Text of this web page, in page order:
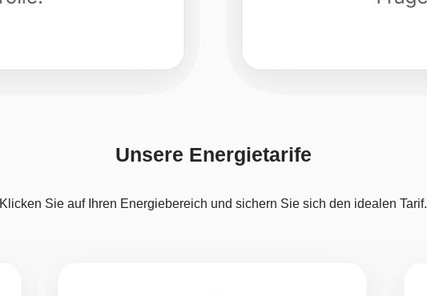
Unsere Energietarife
Klicken Sie auf Ihren Energiebereich und sichern Sie sich den idealen Tarif.